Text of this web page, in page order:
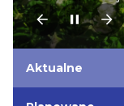
Aktualne